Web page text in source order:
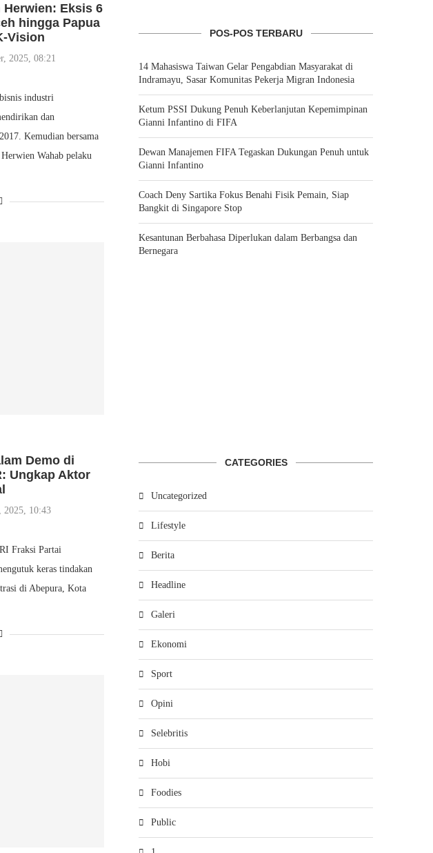
Herwien: Eksis 6
hingga Papua
Vision
2025, 08:21
industri
dan
Kemudian bersama
Wahab pelaku
Demo di
Ungkap Aktor
2025, 10:43
Fraksi Partai
keras tindakan
di Abepura, Kota
POS-POS TERBARU
14 Mahasiswa Taiwan Gelar Pengabdian Masyarakat di
Indramayu, Sasar Komunitas Pekerja Migran Indonesia
Ketum PSSI Dukung Penuh Keberlanjutan Kepemimpinan
Gianni Infantino di FIFA
Dewan Manajemen FIFA Tegaskan Dukungan Penuh untuk
Gianni Infantino
Coach Deny Sartika Fokus Benahi Fisik Pemain, Siap
Bangkit di Singapore Stop
Kesantunan Berbahasa Diperlukan dalam Berbangsa dan
Bernegara
CATEGORIES
Uncategorized
Lifestyle
Berita
Headline
Galeri
Ekonomi
Sport
Opini
Selebritis
Hobi
Foodies
Public